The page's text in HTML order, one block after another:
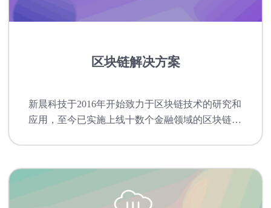
区块链解决方案
新晨科技于2016年开始致力于区块链技术的研究和
应用，至今已实施上线十数个金融领域的区块链应